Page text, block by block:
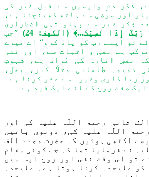
ذکر دمِ واپسیں سے قبل غیر کی
اور مرضی سے ہاتھ کھینچنا ہے،
ذِکر غیر سے پہلو تہی اضطراری
رَبَّکَ إِذَا نَسِیْتَ...﴾(الکهف: 24)
”جب
تو اپنے رب کو یاد کرو“ اے میرے
ہے نفی و اثبات سے، اور نفی
نفسِ امّارہ کی مُراد ہے، شہوتِ
ذمیمہ ظلمانی مثلاً کبر، بخل،
ریا کاری وغیرہ سے عذر کرنا ہے۔
ایک صفت روح کے لئے ایک قید ہے۔
ثانی رحمۃ اللّٰہ علیہ
کی اور
رحمۃ اللّٰہ علیہ کی،
دونوں باتیں
ے اکٹھی ہوئیں کہ حضرت مجدد الف
نے فرمایا تھا کہ جب کوئی مقامِ
تو اس وقت نفس اور روح آپس میں
ک و
علیحدہ کرنا ہوتا ہے۔ علیحدہ